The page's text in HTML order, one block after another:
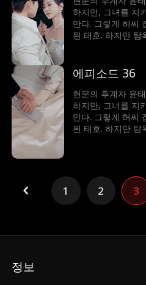
하지만, 그녀를 지
만다. 그렇게 허씨
된 태호. 하지만 탐
끝까지 지켜준 수민
기하며, 그녀를 괴
작한다.
에피소드 36
현문의 후계자 윤
하지만, 그녀를 지
만다. 그렇게 허씨
된 태호. 하지만 탐
기하며, 그녀를 괴
작한다.
1 2 3
정보